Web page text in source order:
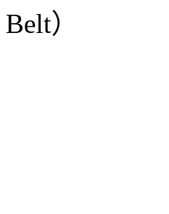
Belt）